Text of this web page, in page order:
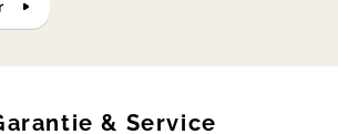
& Service